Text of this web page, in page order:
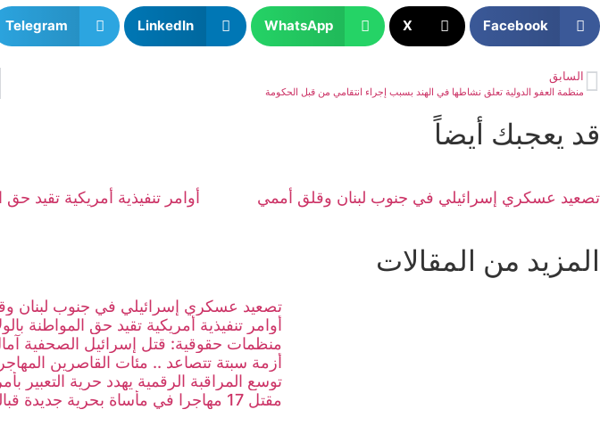
Facebook
X
WhatsApp
LinkedIn
Telegram
السابق
منظمة العفو الدولية تعلق نشاطها في الهند بسبب إجراء انتقامي من قبل الحكومة
قد يعجبك أيضاً
تصعيد عسكري إسرائيلي في جنوب لبنان وقلق أممي أوامر تنفيذية أمريكية تقيد حق
المزيد من المقالات
تصعيد عسكري إسرائيلي في جنوب لبنان
أوامر تنفيذية أمريكية تقيد حق المواطنة
منظمات حقوقية: قتل إسرائيل الصحفية
أزمة سبتة تتصاعد .. مئات القاصرين
توسع المراقبة الرقمية يهدد حرية التعبير
مقتل 17 مهاجرا في مأساة بحرية جديدة قبالة إسبانيا